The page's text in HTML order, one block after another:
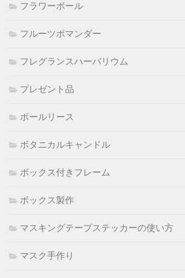
フラワーボール
フルーツポマンダー
フレグランスハーバリウム
プレゼント品
ボールリース
ボタニカルキャンドル
ボックス付きフレーム
ボックス製作
マスキングテープステッカーの使い方
マスク手作り